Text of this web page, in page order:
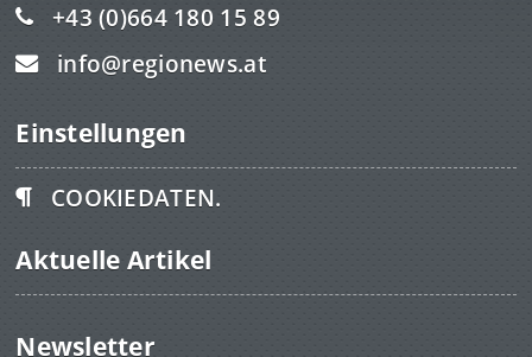
+43 (0)664 180 15 89
info@regionews.at
Einstellungen
COOKIEDATEN.
Aktuelle Artikel
Newsletter